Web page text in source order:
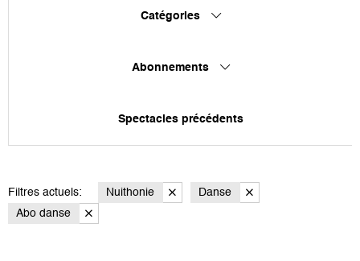
Catégories
Abonnements
Spectacles précédents
Filtres actuels: Nuithonie
Danse
Abo danse